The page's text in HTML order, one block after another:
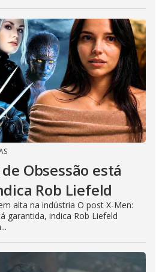
Obsessão está
Rob Liefeld
alta na indústria O post X-Men:
garantida, indica Rob Liefeld